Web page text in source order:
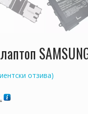
отзива)
Текущата